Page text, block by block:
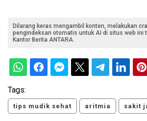
Dilarang keras mengambil konten, melakukan
pengindeksan otomatis untuk AI di situs web ini
Kantor Berita ANTARA.
Tags:
tips mudik sehat aritmia sakit